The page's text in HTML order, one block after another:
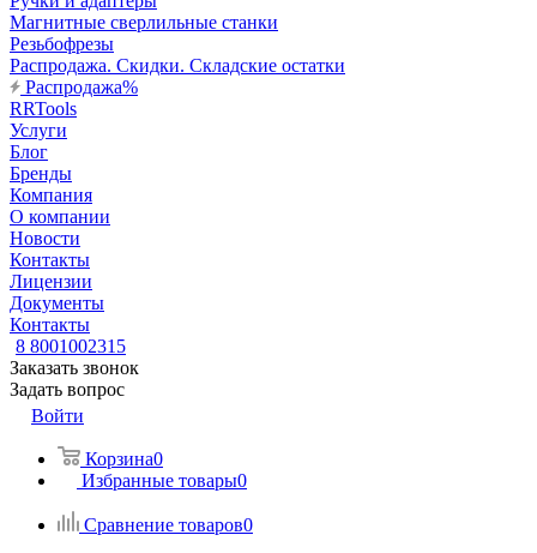
Магнитные сверлильные станки
Резьбофрезы
Распродажа. Скидки. Складские остатки
Распродажа%
RRTools
Услуги
Блог
Бренды
Компания
О компании
Новости
Контакты
Лицензии
Документы
Контакты
8 8001002315
Заказать звонок
Задать вопрос
Войти
Корзина0
Избранные товары0
Сравнение товаров0